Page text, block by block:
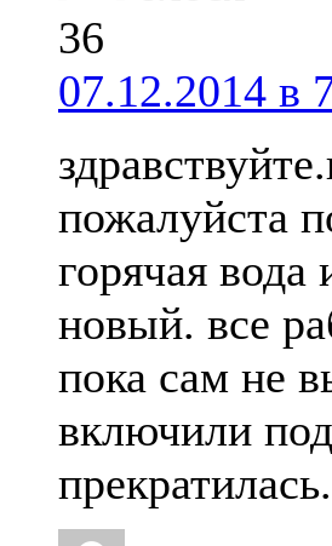
36
07.12.2014 в
пожалуйста
горячая вода
новый. все
пока сам не
включили
прекратилась.